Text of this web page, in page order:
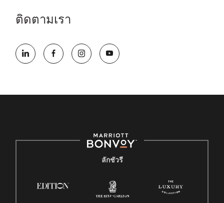
ติดตามเรา
ลักชัวรี